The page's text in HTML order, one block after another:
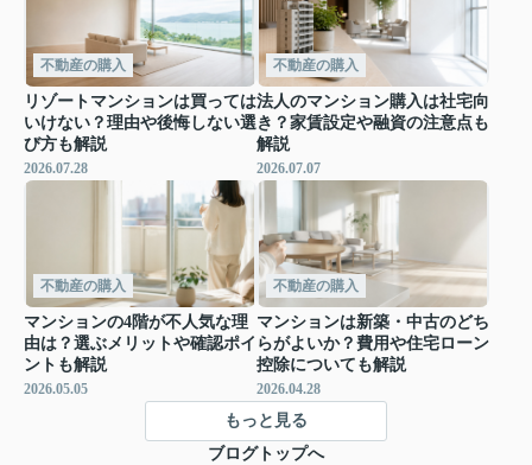
不動産の購入
リゾートマンションは買っては
いけない？理由や後悔しない選
び方も解説
2026.07.28
不動産の購入
法人のマンション購入は社宅向
き？家賃設定や融資の注意点も
解説
2026.07.07
不動産の購入
マンションの4階が不人気な理
由は？選ぶメリットや確認ポイ
ントも解説
2026.05.05
不動産の購入
マンションは新築・中古のどち
らがよいか？費用や住宅ローン
控除についても解説
2026.04.28
もっと見る
ブログトップへ